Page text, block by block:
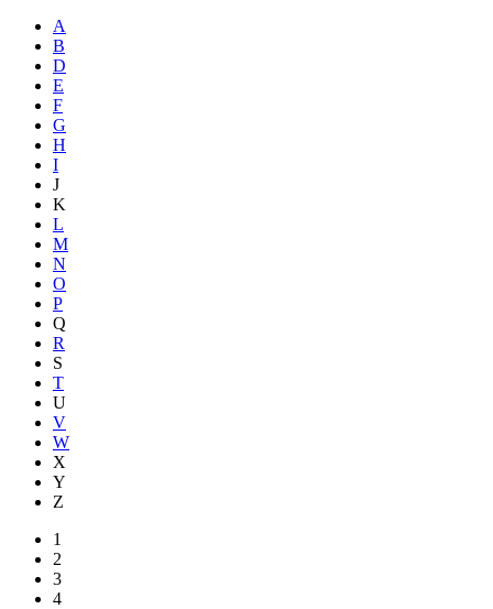
A
B
D
E
F
G
H
I
J
K
L
M
N
O
P
Q
R
S
T
U
V
W
X
Y
Z
1
2
3
4